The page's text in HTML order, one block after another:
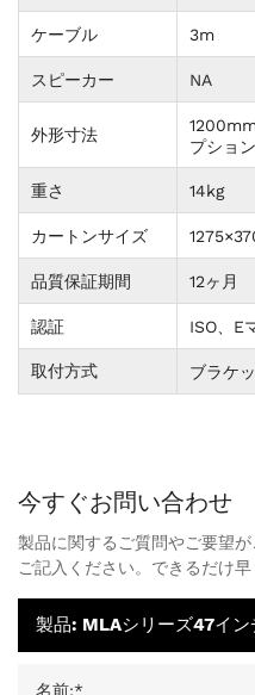
ケーブル
3m
スピーカー
NA
外形寸法
プション
重さ
14kg
カートンサイズ
品質保証期間
12ヶ月
認証
ISO、E
取付方式
ブラケ
今すぐお問い合わせ
製品に関するご質問やご要望
ご記入ください。できるだけ早